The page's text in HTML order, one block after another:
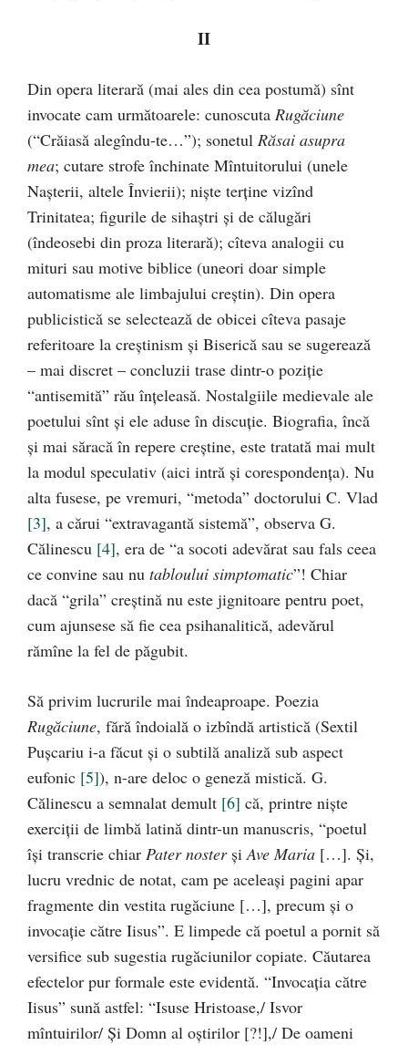
II
Din opera literară (mai ales din cea postumă) sînt
invocate cam următoarele: cunoscuta Rugăciune
(“Crăiasă alegîndu-te…”); sonetul Răsai asupra
mea; cutare strofe închinate Mîntuitorului (unele
Naşterii, altele Învierii); nişte terţine vizînd
Trinitatea; figurile de sihaştri şi de călugări
(îndeosebi din proza literară); cîteva analogii cu
mituri sau motive biblice (uneori doar simple
automatisme ale limbajului creştin). Din opera
publicistică se selectează de obicei cîteva pasaje
referitoare la creştinism şi Biserică sau se sugerează
– mai discret – concluzii trase dintr-o poziţie
“antisemită” rău înţeleasă. Nostalgiile medievale ale
poetului sînt şi ele aduse în discuţie. Biografia, încă
şi mai săracă în repere creştine, este tratată mai mult
la modul speculativ (aici intră şi corespondenţa). Nu
alta fusese, pe vremuri, “metoda” doctorului C. Vlad
[3], a cărui “extravagantă sistemă”, observa G.
Călinescu [4], era de “a socoti adevărat sau fals ceea
ce convine sau nu tabloului simptomatic”! Chiar
dacă “grila” creştină nu este jignitoare pentru poet,
cum ajunsese să fie cea psihanalitică, adevărul
rămîne la fel de păgubit.
Să privim lucrurile mai îndeaproape. Poezia
Rugăciune, fără îndoială o izbîndă artistică (Sextil
Puşcariu i-a făcut şi o subtilă analiză sub aspect
eufonic [5]), n-are deloc o geneză mistică. G.
Călinescu a semnalat demult [6] că, printre nişte
exerciţii de limbă latină dintr-un manuscris, “poetul
îşi transcrie chiar Pater nosterşiAve Maria […]. Şi,
lucru vrednic de notat, cam pe aceleaşi pagini apar
fragmente din vestita rugăciune […], precum şi o
invocaţie către Iisus”. E limpede că poetul a pornit să
versifice sub sugestia rugăciunilor copiate. Căutarea
efectelor pur formale este evidentă. “Invocaţia către
Iisus” sună astfel: “Isuse Hristoase,/ Isvor
mîntuirilor/ Şi Domn al oştirilor [?!],/ De oameni